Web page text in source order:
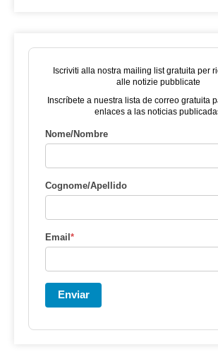
Iscriviti alla nostra mailing list gratuita per
alle notizie pubblicate
Inscríbete a nuestra lista de correo gratuita
enlaces a las noticias
Nome/Nombre
Cognome/Apellido
Email*
Enviar